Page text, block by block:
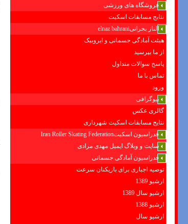
فروشگاه های ورزشی
نتایج مسابقات اسکیت
الناز بحرانیelnaz bahrani
هیئت آمادگی جسمانی و ایروبیک
از ما بپرسید
پاسخ سوالات متداول
تماس با ما
ورود
بیوگرافی
گالری عکس
نتایج مسابقات اسکیت شهرداری
فدراسیون اسکیتIran Roller Skating Federation
سایت و وبلاگ ایمیل مهدی مرادی
فدراسیون آمادگی جسمانی
توصیه اجباری برای بازیکنان سرعت
ارشیو 1389
ارشیو سال 1389
ارشیو 1388
ارشیو سال